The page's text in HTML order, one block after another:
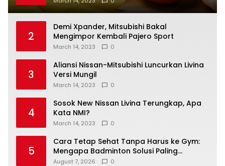
2
Demi Xpander, Mitsubishi Bakal
Mengimpor Kembali Pajero Sport
March 14, 2023 0
3
Aliansi Nissan-Mitsubishi Luncurkan Livina
Versi Mungil
March 14, 2023 0
4
Sosok New Nissan Livina Terungkap, Apa
Kata NMI?
March 14, 2023 0
5
Cara Tetap Sehat Tanpa Harus ke Gym:
Mengapa Badminton Solusi Paling
Menyenangkan
August 7, 2026 0